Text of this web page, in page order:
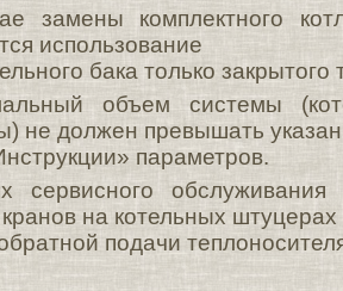
замены комплектного
использование
бака только закрытого
объем системы
не должен превышать
параметров.
сервисного обслуживания
на котельных штуцерах
подачи